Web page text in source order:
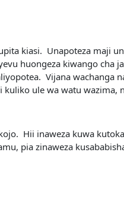
kiasi. Unapoteza maji
huongeza kiwango cha
Vijana wachanga
kuliko ule wa watu wazima,
Hii inaweza kuwa
pia zinaweza